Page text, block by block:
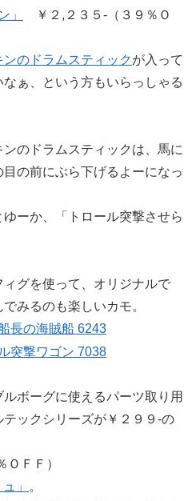
」
￥２,２３５-（３９％Ｏ
ンのドラムスティックが入って
ぁ、という方もいらっしゃる
のドラムスティックは、馬に
の前にぶら下げるよーになっ
ゆーか、「トロール突撃させら
グを使って、オリジナルで
みるのも楽しいカモ。
ボーグに使えるパーツ取り用
ックシリーズが￥２９９-の
ＦＦ）
」
。